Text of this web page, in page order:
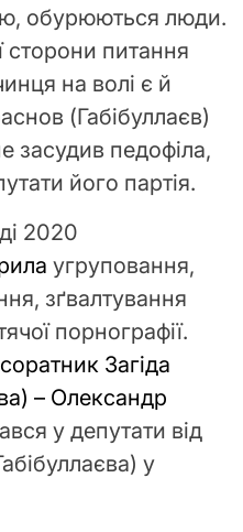
обурюються люди.
сторони питання
на волі є й
(Габібуллаєв)
засудив педофіла,
його партія.
2020
угруповання,
зґвалтування
порнографії.
соратник Загіда
– Олександр
у депутати від
у